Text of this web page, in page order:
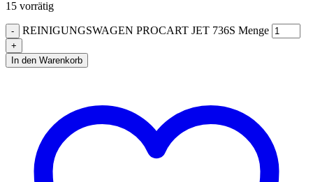
15 vorrätig
REINIGUNGSWAGEN PROCART JET 736S Menge
In den Warenkorb